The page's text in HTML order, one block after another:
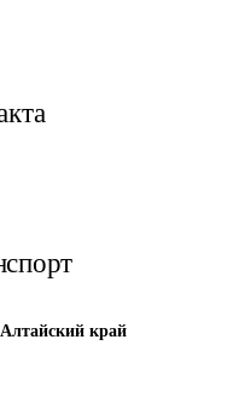
Алтайский край